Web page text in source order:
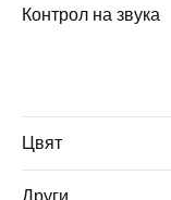
Контрол на звука
Цвят